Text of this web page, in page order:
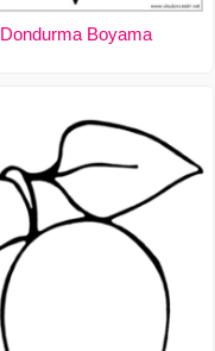
Dondurma Boyama